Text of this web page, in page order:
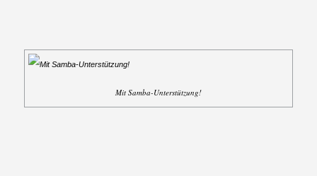
Mit Samba-Unterstützung!